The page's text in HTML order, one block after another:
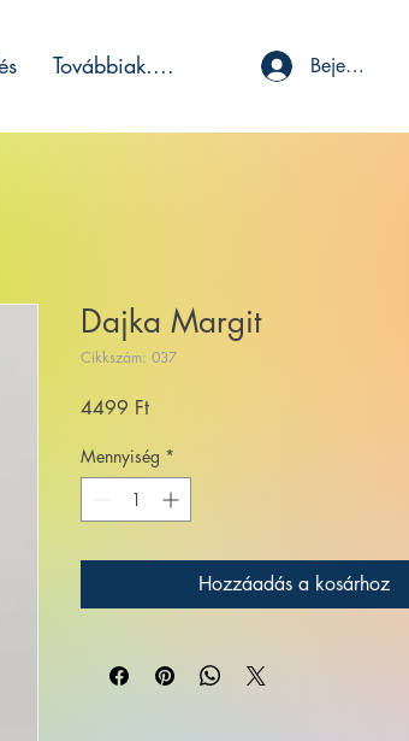
Továbbiak.... Bejelentkezés
Dajka Margit
Cikkszám: 037
4499 FtÁr
Mennyiség *
Hozzáadás a kosárhoz